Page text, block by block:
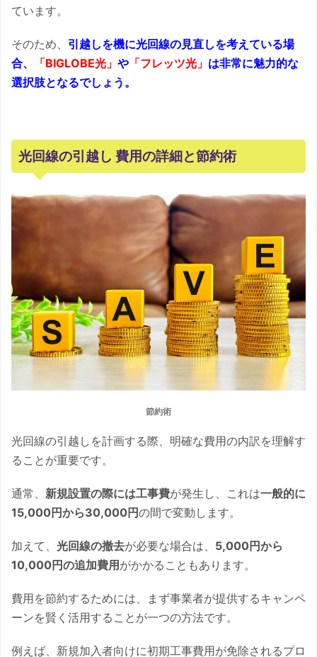
ています。
そのため、 引越しを機に光回線の見直しを考えている場
合、
「BIGLOBE光」 や 「フレッツ光」 は非常に魅力的な
選択肢となるでしょう。
光回線の引越し 費用の詳細と節約術
節約術
光回線の引越しを計画する際、明確な費用の内訳を理解す
ることが重要です。
通常、 新規設置の際には工事費が発生し、これは一般的に
15,000円から30,000円の間で変動します。
加えて、 光回線の撤去が必要な場合は、 5,000円から
10,000円の追加費用 がかかることもあります。
費用を節約するためには、まず事業者が提供するキャンペ
ーンを賢く活用することが一つの方法です。
例えば、新規加入者向けに初期工事費用が免除されるプロ